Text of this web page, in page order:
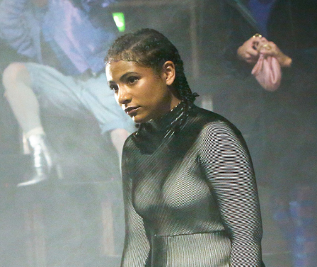
YVONNE, PRINZESSIN VON BURGUND
2023